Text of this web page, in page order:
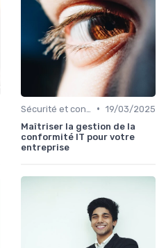
• 19/03/2025
Maîtriser la gestion de la
conformité IT pour votre
entreprise